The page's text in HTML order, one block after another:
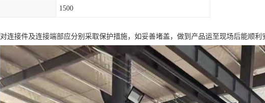
1500
对连接件及连接端部应分别采取保护措施，如妥善堵盖，做到产品运至现场后能顺利